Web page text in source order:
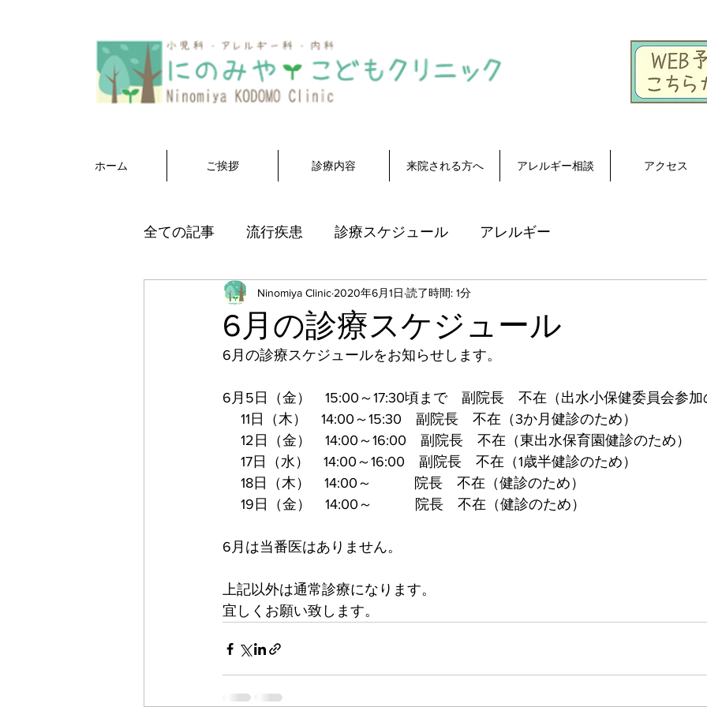
ホーム ご挨拶 診療内容 来院される方へ アレルギー相談 アクセス
全ての記事 流行疾患 診療スケジュール アレルギー
6月の診療スケジュール
Ninomiya Clinic 2020年6月1日 読了時間: 1分
6月の診療スケジュールをお知らせします。
6月5日（金）　15:00～17:30頃まで　副院長　不在（出水小保健委員会参加
11日（木）　14:00～15:30　副院長　不在（3か月健診のため）
12日（金） 14:00～16:00　副院長　不在（東出水保育園健診のため）
17日（水）　14:00～16:00　副院長　不在（1歳半健診のため）
18日（木）　14:00～　　　院長　不在（健診のため）
19日（金）　14:00～　　　院長　不在（健診のため）
6月は当番医はありません。
上記以外は通常診療になります。
宜しくお願い致します。